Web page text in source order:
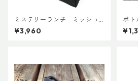
ミステリーランチ ミッショ
ンパッキングキューブ S ブラ
ック
¥3,960
ボト